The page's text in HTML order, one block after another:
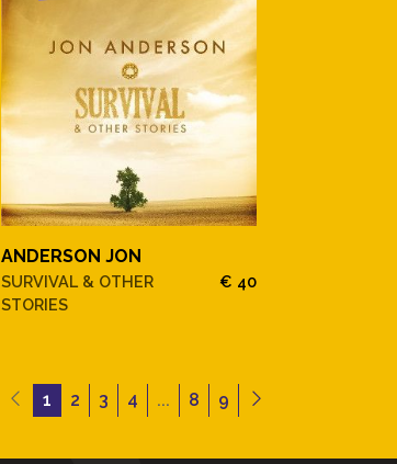
ANDERSON JON
SURVIVAL & OTHER
STORIES
€ 40
1 2 3 4 ... 8 9